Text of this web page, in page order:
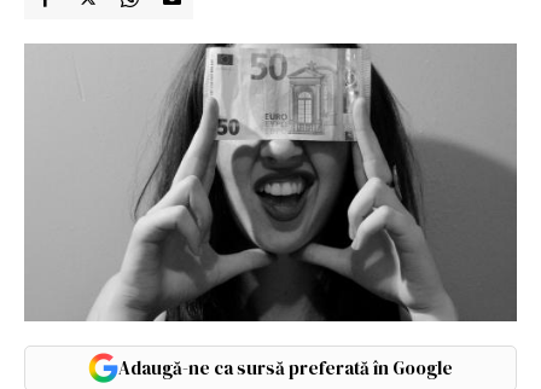
Adaugă-ne ca sursă preferată în Google